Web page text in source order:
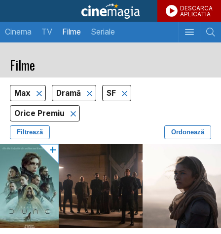
DESCARCA
APLICATIA
Cinema TV Filme Seriale
Filme
Max Dramă SF
Orice Premiu
Filtrează Ordonează